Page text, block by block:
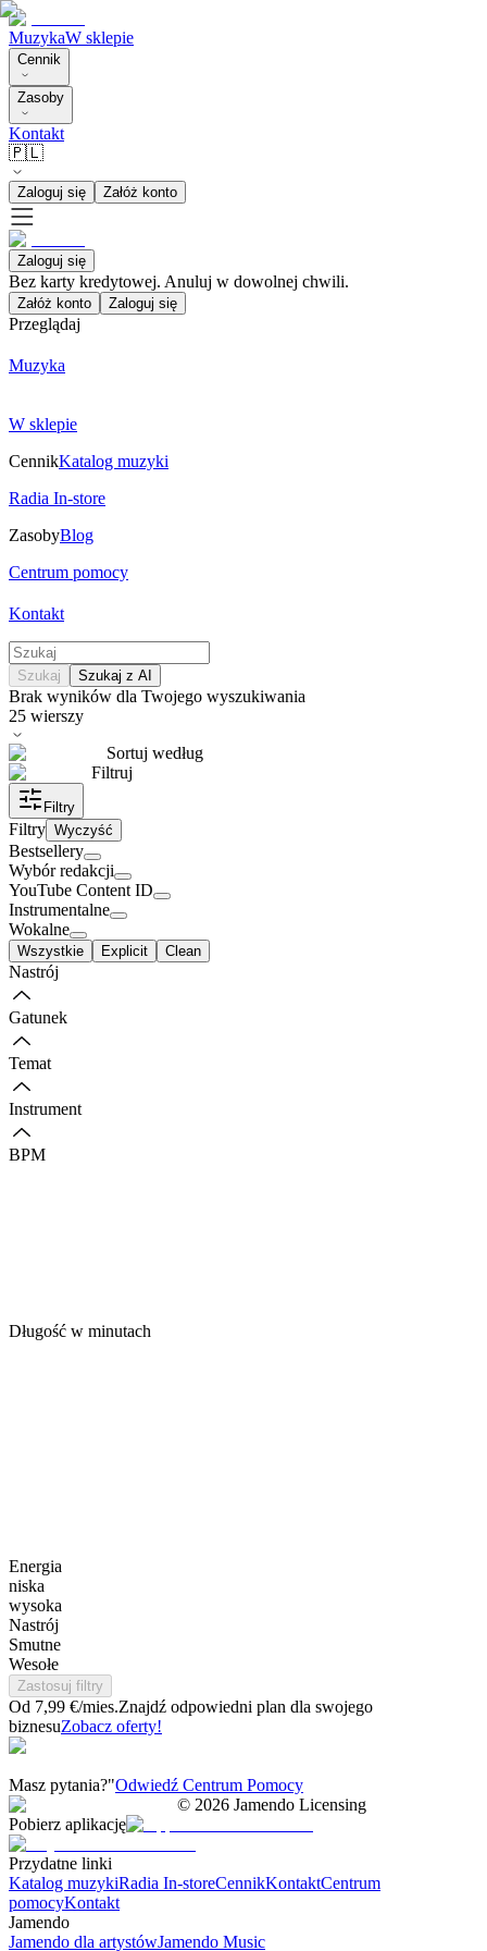
MuzykaW sklepie
Cennik
Zasoby
Kontakt
🇵🇱
Zaloguj się Załóż konto
Zaloguj się
Bez karty kredytowej. Anuluj w dowolnej chwili.
Załóż konto Zaloguj się
Przeglądaj
Muzyka
W sklepie
CennikKatalog muzyki
Radia In-store
ZasobyBlog
Centrum pomocy
Kontakt
Szukaj Szukaj z AI
Brak wyników dla Twojego wyszukiwania
25 wierszy
Sortuj według
Filtruj
Filtry
Filtry Wyczyść
Bestsellery
Wybór redakcji
YouTube Content ID
Instrumentalne
Wokalne
Wszystkie Explicit Clean
Nastrój
Gatunek
Temat
Instrument
BPM
Długość w minutach
Energia
niska
wysoka
Nastrój
Smutne
Wesołe
Zastosuj filtry
Od 7,99 €/mies.Znajdź odpowiedni plan dla swojego
biznesuZobacz oferty!
Masz pytania?"Odwiedź Centrum Pomocy
© 2026 Jamendo Licensing
Pobierz aplikację
Przydatne linki
Katalog muzykiRadia In-storeCennikKontaktCentrum
pomocyKontakt
Jamendo
Jamendo dla artystówJamendo Music